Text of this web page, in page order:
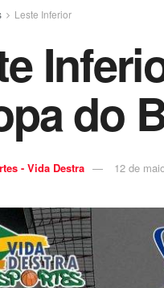
Leste Inferior
do
- Vida Destra 12 de